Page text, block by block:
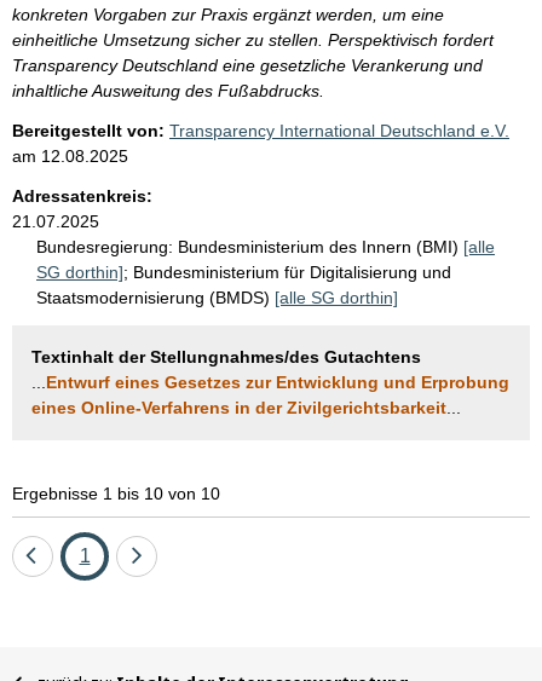
konkreten Vorgaben zur Praxis ergänzt werden, um eine
einheitliche Umsetzung sicher zu stellen. Perspektivisch fordert
Transparency Deutschland eine gesetzliche Verankerung und
inhaltliche Ausweitung des Fußabdrucks.
Bereitgestellt von: Transparency International Deutschland e.V.
am 12.08.2025
Adressatenkreis:
21.07.2025
Bundesregierung: Bundesministerium des Innern (BMI) [alle
SG dorthin]; Bundesministerium für Digitalisierung und
Staatsmodernisierung (BMDS) [alle SG dorthin]
Textinhalt der Stellungnahmes/des Gutachtens
Entwurf eines Gesetzes zur Entwicklung und Erprobung
eines Online-Verfahrens in der Zivilgerichtsbarkeit
Ergebnisse 1 bis 10 von 10
EineSeite
1
Eine